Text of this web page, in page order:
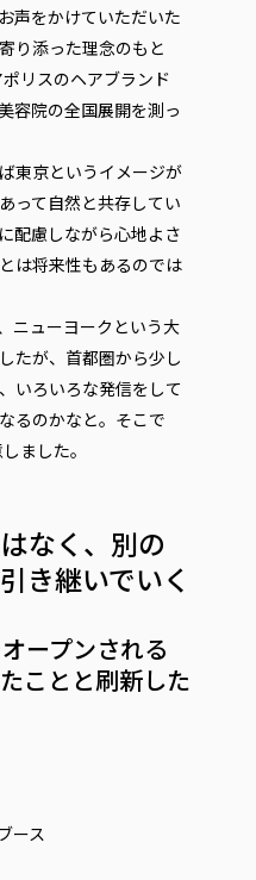
声をかけていただいた
り添った理念のもと
リスのヘアブランド
容院の全国展開を測っ
東京というイメージが
って自然と共存してい
配慮しながら心地よさ
は将来性もあるのでは
ニューヨークという大
たが、首都圏から少し
いろいろな発信をして
るのかなと。そこで
ました。
なく、別の
き継いでいく
ープンされる
ことと刷新した